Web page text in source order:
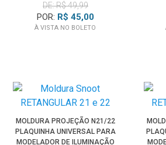
DE: R$ 49,99
POR: R$ 45,00
À VISTA NO BOLETO
MOLDURA PROJEÇÃO N21/22
PLAQUINHA UNIVERSAL PARA
MODELADOR DE ILUMINAÇÃO